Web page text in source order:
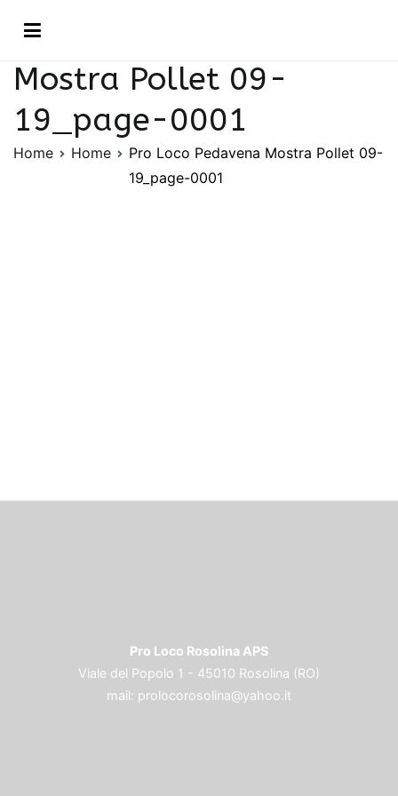
Pro Loco Pedavena
Mostra Pollet 09-
19_page-0001
Home Home
Pro Loco Pedavena Mostra Pollet 09-
19_page-0001
Pro Loco Rosolina APS
Viale del Popolo 1 - 45010 Rosolina (RO)
mail: prolocorosolina@yahoo.it